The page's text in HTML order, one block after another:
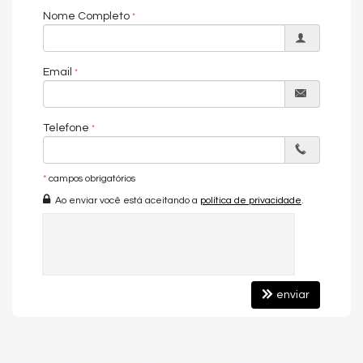
166m² área privativa
Cozinha
Ar condicionado
Sala de jogos
Salão de festas
Elevador
Características do Imóvel
Ar Condicionado
Nome Completo
Email
Telefone
* campos obrigatórios
Ao enviar você está aceitando a política de privacidade
enviar